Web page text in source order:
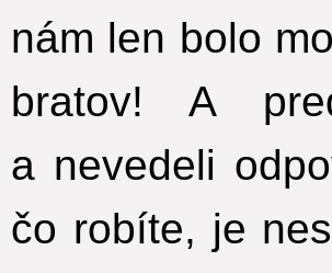
nám len bolo
bratov! A
a nevedeli
čo robíte, je